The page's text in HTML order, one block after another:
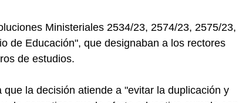
Ministeriales 2534/23, 2574/23, 2575/23,
de Educación", que designaban a los rectores
de estudios.
la decisión atiende a "evitar la duplicación y